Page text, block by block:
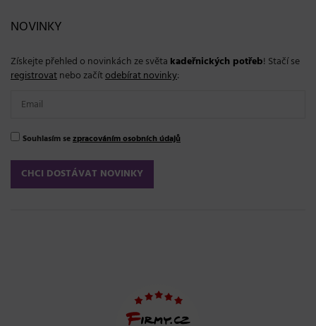
NOVINKY
Získejte přehled o novinkách ze světa kadeřnických potřeb! Stačí se
registrovatnebo začítodebírat novinky:
Souhlasím sezpracováním osobních údajů